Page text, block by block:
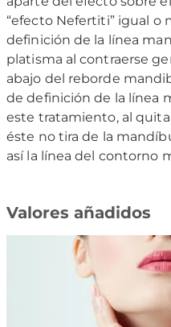
“efecto Nefertiti” igual o
definición de la línea
platisma al contraerse
abajo del reborde
de definición de la línea
este tratamiento, al
éste no tira de la
así la línea del contorno
Valores añadidos